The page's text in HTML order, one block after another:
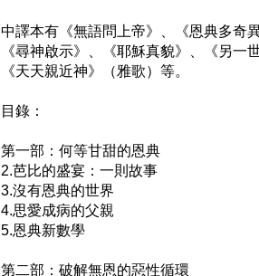
中譯本有《無語問上帝》、《恩典多奇
《尋神啟示》、《耶穌真貌》、《另
《天天親近神》（雅歌）等。
目錄：
第一部：何等甘甜的恩典
2.芭比的盛宴：一則故事
3.沒有恩典的世界
4.思愛成病的父親
5.恩典新數學
第二部：破解無恩的惡性循環